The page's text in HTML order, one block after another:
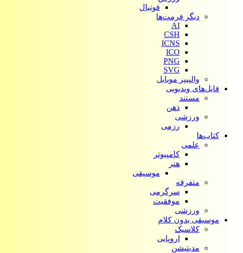
فوتبال
دیگر فرمت‌ها
AI
CSH
ICNS
ICO
PNG
SVG
والپیپر موبایل
فایل‌های ویدیویی
مستند
ذهن
ورزشی
رزمی
کتاب‌ها
علمی
کامپیوتر
هنر
موسیقی
متفرقه
سرگرمی
موفقیت
ورزشی
موسیقی بدون کلام
کلاسیک
اروپایی
مدیتیشن